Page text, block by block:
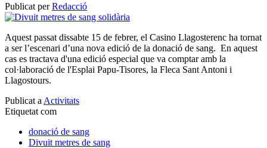
Publicat perRedacció
Aquest passat dissabte 15 de febrer, el Casino Llagosterenc ha tornat
a ser l’escenari d’una nova edició de la donació de sang. En aquest
cas es tractava d'una edició especial que va comptar amb la
col·laboració de l'Esplai Papu-Tisores, la Fleca Sant Antoni i
Llagostours.
Publicat a Activitats
Etiquetat com
donació de sang
Divuit metres de sang